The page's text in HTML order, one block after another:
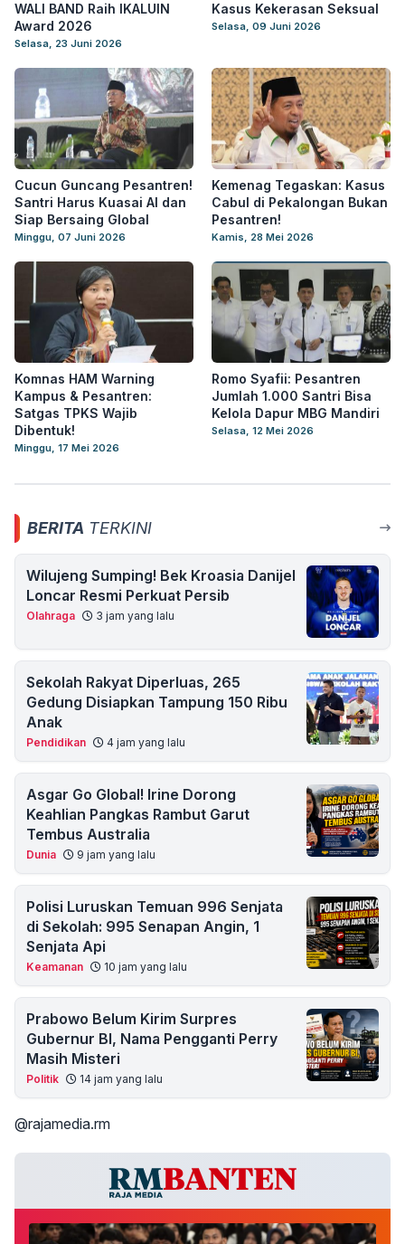
WALI BAND Raih IKALUIN
Award 2026
Selasa, 23 Juni 2026
Kasus Kekerasan Seksual
Selasa, 09 Juni 2026
Cucun Guncang Pesantren!
Santri Harus Kuasai AI dan
Siap Bersaing Global
Minggu, 07 Juni 2026
Kemenag Tegaskan: Kasus
Cabul di Pekalongan Bukan
Pesantren!
Kamis, 28 Mei 2026
Komnas HAM Warning
Kampus & Pesantren:
Satgas TPKS Wajib
Dibentuk!
Minggu, 17 Mei 2026
Romo Syafii: Pesantren
Jumlah 1.000 Santri Bisa
Kelola Dapur MBG Mandiri
Selasa, 12 Mei 2026
BERITA TERKINI
Wilujeng Sumping! Bek Kroasia Danijel
Loncar Resmi Perkuat Persib
Olahraga 3 jam yang lalu
Sekolah Rakyat Diperluas, 265
Gedung Disiapkan Tampung 150 Ribu
Anak
Pendidikan 4 jam yang lalu
Asgar Go Global! Irine Dorong
Keahlian Pangkas Rambut Garut
Tembus Australia
Dunia 9 jam yang lalu
Polisi Luruskan Temuan 996 Senjata
di Sekolah: 995 Senapan Angin, 1
Senjata Api
Keamanan 10 jam yang lalu
Prabowo Belum Kirim Surpres
Gubernur BI, Nama Pengganti Perry
Masih Misteri
Politik 14 jam yang lalu
@rajamedia.rm